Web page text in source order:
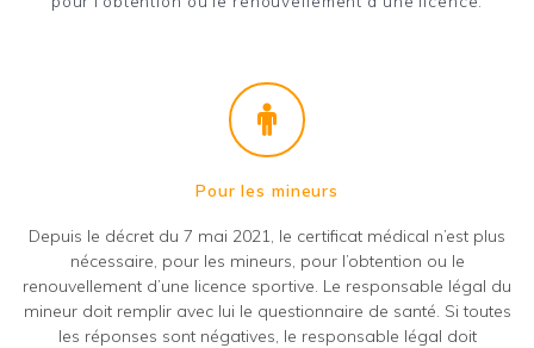
Pour les mineurs
Depuis le décret du 7 mai 2021, le certificat médical n’est plus
nécessaire, pour les mineurs, pour l’obtention ou le
renouvellement d’une licence sportive. Le responsable légal du
mineur doit remplir avec lui le questionnaire de santé. Si toutes
les réponses sont négatives, le responsable légal doit